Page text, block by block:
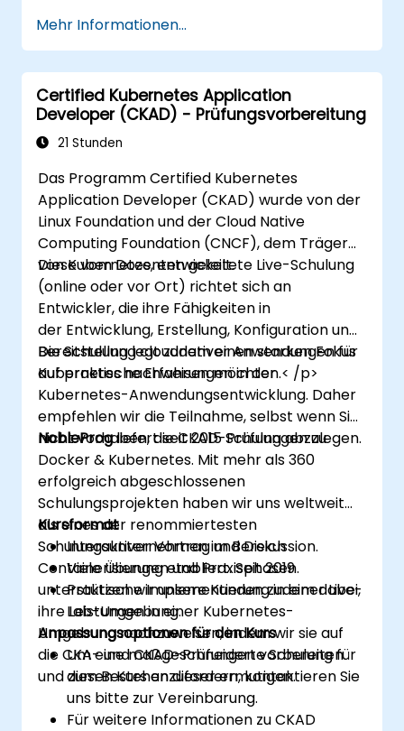
Zertifizierung finden Sie unter:
https://training.linuxfoundation.org/
kubernetes-administrator-cka
Mehr Informationen...
Certified Kubernetes Application
Developer (CKAD) - Prüfungsvorbereitung
21 Stunden
Das Programm Certified Kubernetes
Application Developer (CKAD) wurde von der
Linux Foundation und der Cloud Native
Computing Foundation (CNCF), dem Träger
von Kubernetes, entwickelt.
Diese vom Dozenten geleitete Live-Schulung
(online oder vor Ort) richtet sich an
Entwickler, die ihre Fähigkeiten in
der Entwicklung, Erstellung, Konfiguration und
Bereitstellung cloudnativer Anwendungen für
Kubernetes nachweisen möchten.< /p>
Die Schulung legt zudem einen starken Fokus
auf praktische Erfahrungen in der
Kubernetes-Anwendungsentwicklung. Daher
empfehlen wir die Teilnahme, selbst wenn Sie
nicht vorhaben, die CKAD-Prüfung abzulegen.
NobleProgliefert seit 2015 Schulungen zu
Docker & Kubernetes. Mit mehr als 360
erfolgreich abgeschlossenen
Schulungsprojekten haben wir uns weltweit
als eines der renommiertesten
Schulungsunternehmen im Bereich
Containerisierung etabliert. Seit 2019
unterstützen wir unsere Kunden zudem dabei,
ihre Leistungen in einer Kubernetes-
Umgebung nachzuweisen, indem wir sie auf
die CKA- und CKAD-Prüfungen vorbereiten
und zum Bestehen dieser ermutigen.
Kursformat
Interaktiver Vortrag und Diskussion.
Viele Übungen und Praxisphasen.
Praktische Implementierung in einer Live-
Lab-Umgebung.
Anpassungsoptionen für den Kurs
Um eine maßgeschneiderte Schulung für
diesen Kurs anzufordern, kontaktieren Sie
uns bitte zur Vereinbarung.
Für weitere Informationen zu CKAD